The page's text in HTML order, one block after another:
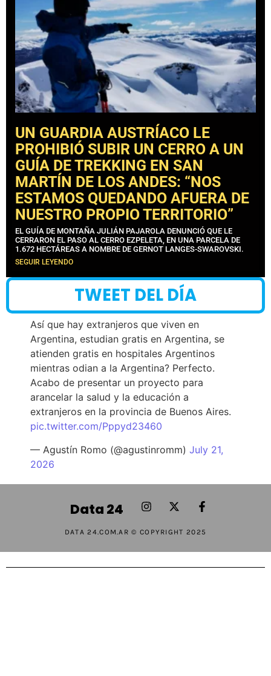
UN GUARDIA AUSTRÍACO LE
PROHIBIÓ SUBIR UN CERRO A UN
GUÍA DE TREKKING EN SAN
MARTÍN DE LOS ANDES: “NOS
ESTAMOS QUEDANDO AFUERA DE
NUESTRO PROPIO TERRITORIO”
EL GUÍA DE MONTAÑA JULIÁN PAJAROLA DENUNCIÓ QUE LE
CERRARON EL PASO AL CERRO EZPELETA, EN UNA PARCELA DE
1.672 HECTÁREAS A NOMBRE DE GERNOT LANGES-SWAROVSKI.
SEGUIR LEYENDO
TWEET DEL DÍA
Así que hay extranjeros que viven en
Argentina, estudian gratis en Argentina, se
atienden gratis en hospitales Argentinos
mientras odian a la Argentina? Perfecto.
Acabo de presentar un proyecto para
arancelar la salud y la educación a
extranjeros en la provincia de Buenos Aires.
pic.twitter.com/Pppyd23460
— Agustín Romo (@agustinromm) July 21,
2026
Data 24
DATA 24.COM.AR © COPYRIGHT 2025